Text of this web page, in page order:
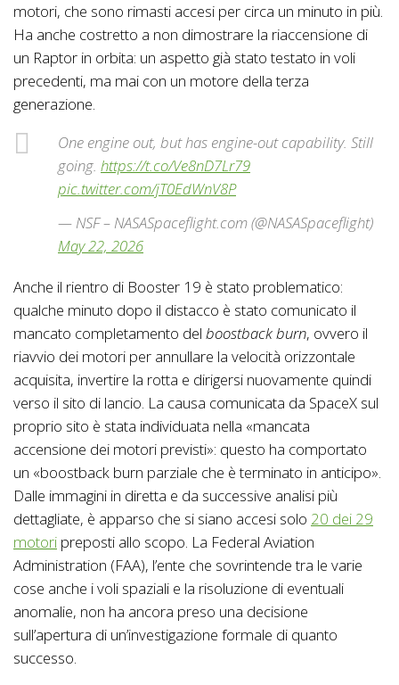
motori, che sono rimasti accesi per circa un minuto in più.
Ha anche costretto a non dimostrare la riaccensione di
un Raptor in orbita: un aspetto già stato testato in voli
precedenti, ma mai con un motore della terza
generazione.
One engine out, but has engine-out capability. Still
going. https://t.co/Ve8nD7Lr79
pic.twitter.com/jT0EdWnV8P
— NSF – NASASpaceflight.com (@NASASpaceflight)
May 22, 2026
Anche il rientro di Booster 19 è stato problematico:
qualche minuto dopo il distacco è stato comunicato il
mancato completamento del boostback burn, ovvero il
riavvio dei motori per annullare la velocità orizzontale
acquisita, invertire la rotta e dirigersi nuovamente quindi
verso il sito di lancio. La causa comunicata da SpaceX sul
proprio sito è stata individuata nella «mancata
accensione dei motori previsti»: questo ha comportato
un «boostback burn parziale che è terminato in anticipo».
Dalle immagini in diretta e da successive analisi più
dettagliate, è apparso che si siano accesi solo 20 dei 29
motori preposti allo scopo. La Federal Aviation
Administration (FAA), l’ente che sovrintende tra le varie
cose anche i voli spaziali e la risoluzione di eventuali
anomalie, non ha ancora preso una decisione
sull’apertura di un’investigazione formale di quanto
successo.